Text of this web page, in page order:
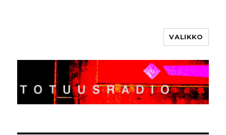
VALIKKO